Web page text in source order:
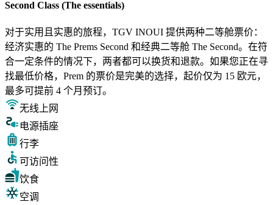
Second Class (The essentials)
对于实用且实惠的旅程，TGV INOUI 提供两种二等舱票价：
经济实惠的 The Prems Second 和经典二等舱 The Second。在符
合一定条件的情况下，两者都可以换货和退款。如果您正在寻
找最低价格，Prem 的票价是完美的选择，起价仅为 15 欧元，
最多可提前 4 个月预订。
无线上网
电源插座
行李
可访问性
饮食
空调